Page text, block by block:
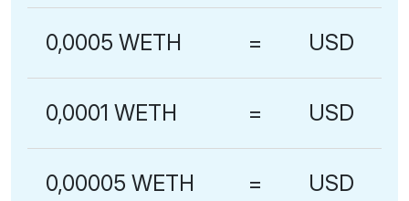
0,0005 WETH = USD
0,0001 WETH = USD
0,00005 WETH = USD